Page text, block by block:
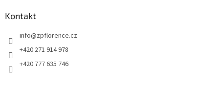
Kontakt
info@zpflorence.cz
+420 271 914 978
+420 777 635 746